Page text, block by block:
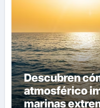
Descubren
atmosférico
marinas